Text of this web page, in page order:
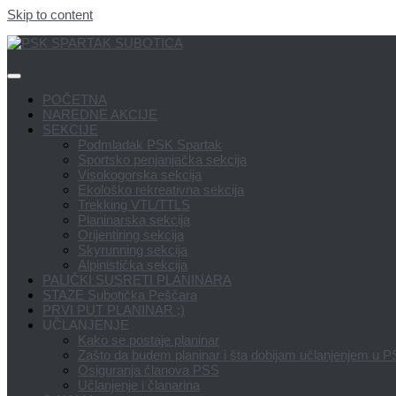
Skip to content
POČETNA
NAREDNE AKCIJE
SEKCIJE
Podmladak PSK Spartak
Sportsko penjanjačka sekcija
Visokogorska sekcija
Ekološko rekreativna sekcija
Trekking VTL/TTLS
Planinarska sekcija
Orijentiring sekcija
Skyrunning sekcija
Alpinistička sekcija
PALIČKI SUSRETI PLANINARA
STAZE Subotička Peščara
PRVI PUT PLANINAR ;)
UČLANJENJE
Kako se postaje planinar
Zašto da budem planinar i šta dobijam učlanjenjem u
Osiguranja članova PSS
Učlanjenje i članarina